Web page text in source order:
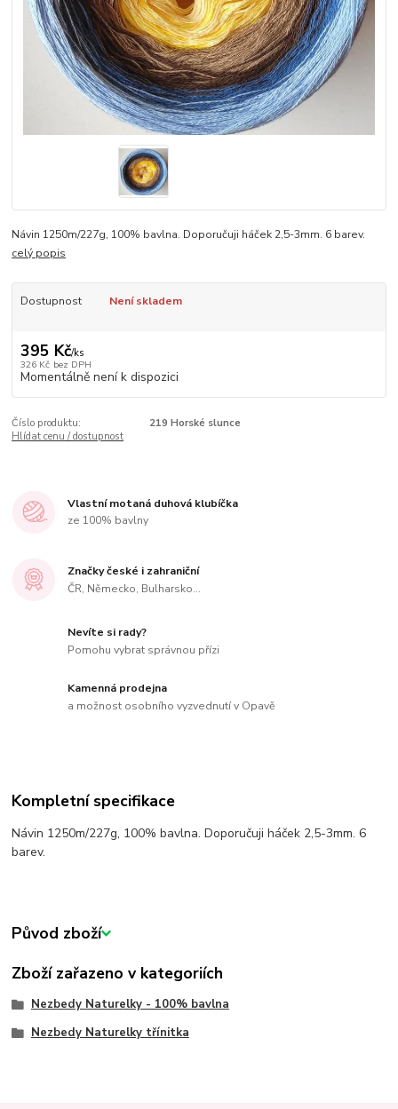
Návin 1250m/227g, 100% bavlna. Doporučuji háček 2,5-3mm. 6 barev.
celý popis
Dostupnost Není skladem
395 Kč/ks
326 Kč bez DPH
Momentálně není k dispozici
Číslo produktu:
219 Horské slunce
Hlídat cenu / dostupnost
Vlastní motaná duhová klubíčka
ze 100% bavlny
Značky české i zahraniční
ČR, Německo, Bulharsko...
Nevíte si rady?
Pomohu vybrat správnou přízi
Kamenná prodejna
a možnost osobního vyzvednutí v Opavě
Kompletní specifikace
Návin 1250m/227g, 100% bavlna. Doporučuji háček 2,5-3mm. 6
barev.
Původ zboží
Zboží zařazeno v kategoriích
Nezbedy Naturelky - 100% bavlna
Nezbedy Naturelky třínitka